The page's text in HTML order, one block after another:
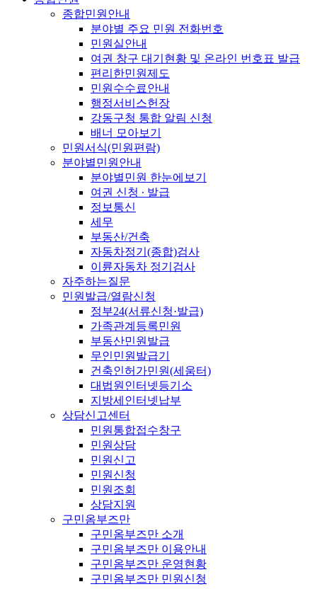
종합민원안내
분야별 주요 민원 전화번호
민원실안내
여권 창구 대기현황 및 온라인 번호표 발급
편리한민원제도
민원수수료안내
행정서비스헌장
강동구청 통합 알림 신청
배너 모아보기
민원서식(민원편람)
분야별민원안내
분야별민원 한눈에보기
여권 신청 ∙ 발급
정보통신
세무
부동산/건축
자동차정기(종합)검사
이륜자동차 정기검사
자주하는질문
민원발급/열람신청
정부24(서류신청·발급)
가족관계등록민원
부동산민원발급
무인민원발급기
건축인허가민원(세움터)
대법원인터넷등기소
지방세인터넷납부
상담신고센터
민원통합접수창구
민원상담
민원신고
민원신청
민원조회
상담지원
구민옴부즈만
구민옴부즈만 소개
구민옴부즈만 이용안내
구민옴부즈만 운영현황
구민옴부즈만 민원신청